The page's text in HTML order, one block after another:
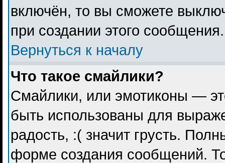
включён, то вы сможете
при создании этого сообщения.
Вернуться к началу
Что такое смайлики?
Смайлики, или эмотиконы —
быть использованы для
радость, :( значит грусть.
форме создания сообщений.